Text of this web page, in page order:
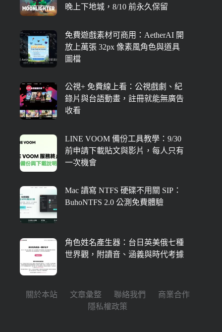
晚上下地城，8/10 前永久保留
免費遊戲素材可商用：AetherAI 開
放上萬張 32px 像素風角色與道具
圖檔
公視+ 免費線上看：公視戲劇、紀
錄片與台語動畫，註冊就能無廣告
收看
LINE VOOM 備份工具教學：9/30
前申請下載貼文與影片，每人只有
一次機會
Mac 讀寫 NTFS 硬碟不用關 SIP：
BuhoNTFS 2.0 公測免費體驗
角色姓名產生器：台日英美俄七種
世界觀，附讀音、涵義與時代考據
關於本站 文章彙整 聯絡我們
商業合作
隱私權政策